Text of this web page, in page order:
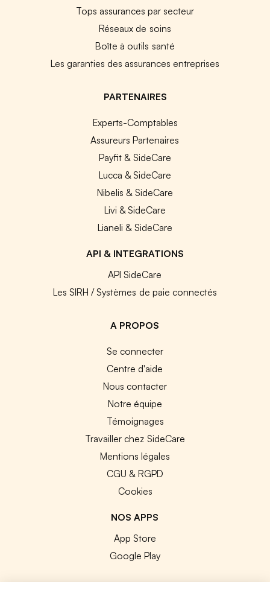
Tops assurances par secteur
Réseaux de soins
Boîte à outils santé
Les garanties des assurances entreprises
PARTENAIRES
Experts-Comptables
Assureurs Partenaires
Payfit & SideCare
Lucca & SideCare
Nibelis & SideCare
Livi & SideCare
Lianeli & SideCare
API & INTEGRATIONS
API SideCare
Les SIRH / Systèmes de paie connectés
A PROPOS
Se connecter
Centre d'aide
Nous contacter
Notre équipe
Témoignages
Travailler chez SideCare
Mentions légales
CGU & RGPD
Cookies
NOS APPS
App Store
Google Play